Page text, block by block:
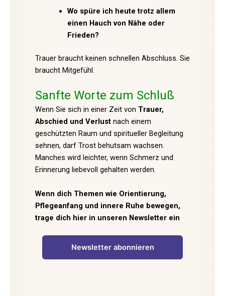
Wo spüre ich heute trotz allem
einen Hauch von Nähe oder
Frieden?
Trauer braucht keinen schnellen Abschluss. Sie
braucht Mitgefühl.
Sanfte Worte zum Schluß
Wenn Sie sich in einer Zeit von Trauer,
Abschied und Verlust nach einem
geschützten Raum und spiritueller Begleitung
sehnen, darf Trost behutsam wachsen.
Manches wird leichter, wenn Schmerz und
Erinnerung liebevoll gehalten werden.
Wenn dich Themen wie Orientierung,
Pflegeanfang und innere Ruhe bewegen,
trage dich hier in unseren Newsletter ein
Newsletter abonnieren